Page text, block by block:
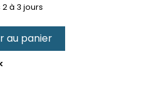
2 à 3 jours
au panier